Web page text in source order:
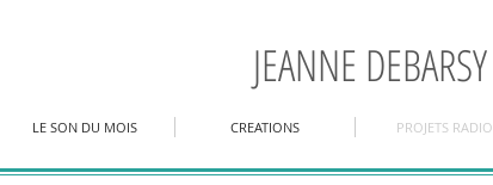
JEANNE DEBARSY
LE SON DU MOIS CREATIONS PROJETS RADIO